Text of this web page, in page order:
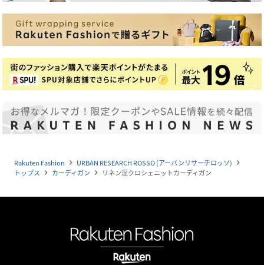
Rakuten Fashion navigate_next URBAN RESEARCH ROSSO (アーバンリサーチロッソ) navigate_next
トップス navigate_next カーディガン navigate_next リネン混クロシェニットカーディガン